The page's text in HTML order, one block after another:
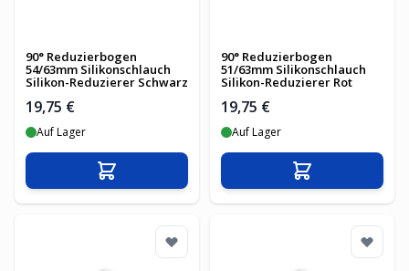
90° Reduzierbogen
54/63mm Silikonschlauch
Silikon-Reduzierer Schwarz
19,75 €
Auf Lager
In den Warenkorb
90° Reduzierbogen
51/63mm Silikonschlauch
Silikon-Reduzierer Rot
19,75 €
Auf Lager
In den